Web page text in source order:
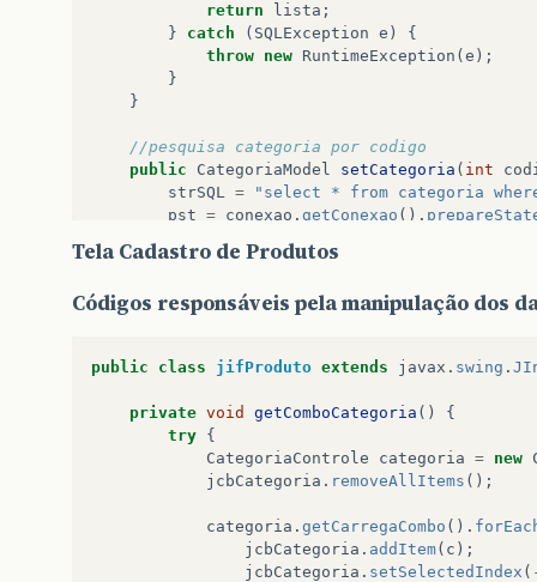
return
lista ;
}
catch ( SQLException e )
{
throw new RuntimeException ( e );
}
}
//pesquisa categoria por codigo
public
CategoriaModel setCategoria ( int
strSQL =
"select * from categoria
pst = conexao . getConexao ().
rs
= pst . executeQuery
return null;
rs .getString("catdescricao" ));
Tela Cadastro de Produtos
Códigos responsáveis pela manipulação dos
public class jifProduto extends javax . swing .
private void getComboCategoria ()
{
try {
CategoriaControle
categoria = new
jcbCategoria . removeAllItems ();
categoria . getCarregaCombo ().
jcbCategoria . addItem( c );
jcbCategoria . setSelectedIndex (